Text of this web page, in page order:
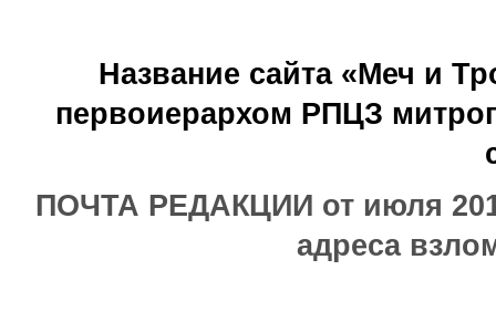
Название сайта «Меч и
первоиерархом РПЦЗ
ПОЧТА РЕДАКЦИИ от июля
адреса